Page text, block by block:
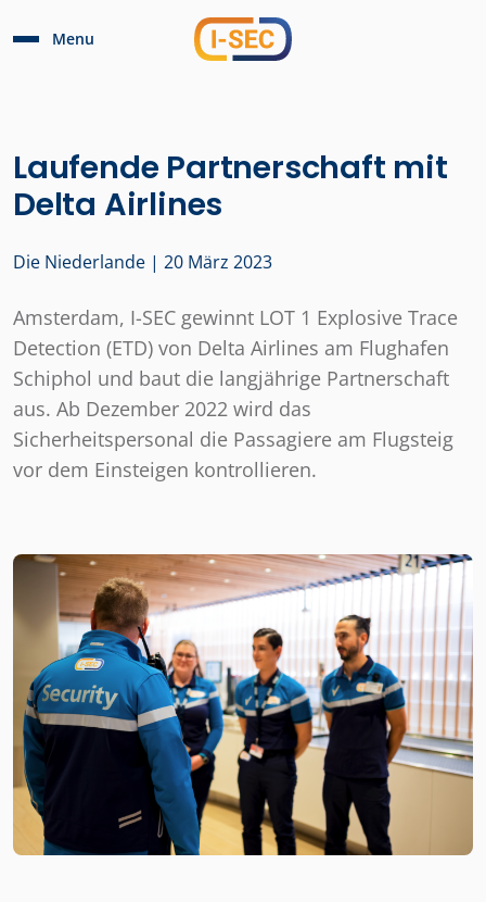
Menu
Laufende Partnerschaft mit
Delta Airlines
Die Niederlande | 20 März 2023
Amsterdam, I-SEC gewinnt LOT 1 Explosive Trace
Detection (ETD) von Delta Airlines am Flughafen
Schiphol und baut die langjährige Partnerschaft
aus. Ab Dezember 2022 wird das
Sicherheitspersonal die Passagiere am Flugsteig
vor dem Einsteigen kontrollieren.